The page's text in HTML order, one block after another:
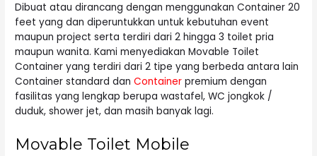
Dibuat atau dirancang dengan menggunakan Container 20
feet yang dan diperuntukkan untuk kebutuhan event
maupun project serta terdiri dari 2 hingga 3 toilet pria
maupun wanita. Kami menyediakan Movable Toilet
Container yang terdiri dari 2 tipe yang berbeda antara lain
Container standard danContainer premium dengan
fasilitas yang lengkap berupa wastafel, WC jongkok /
duduk, shower jet, dan masih banyak lagi.
Movable Toilet Mobile